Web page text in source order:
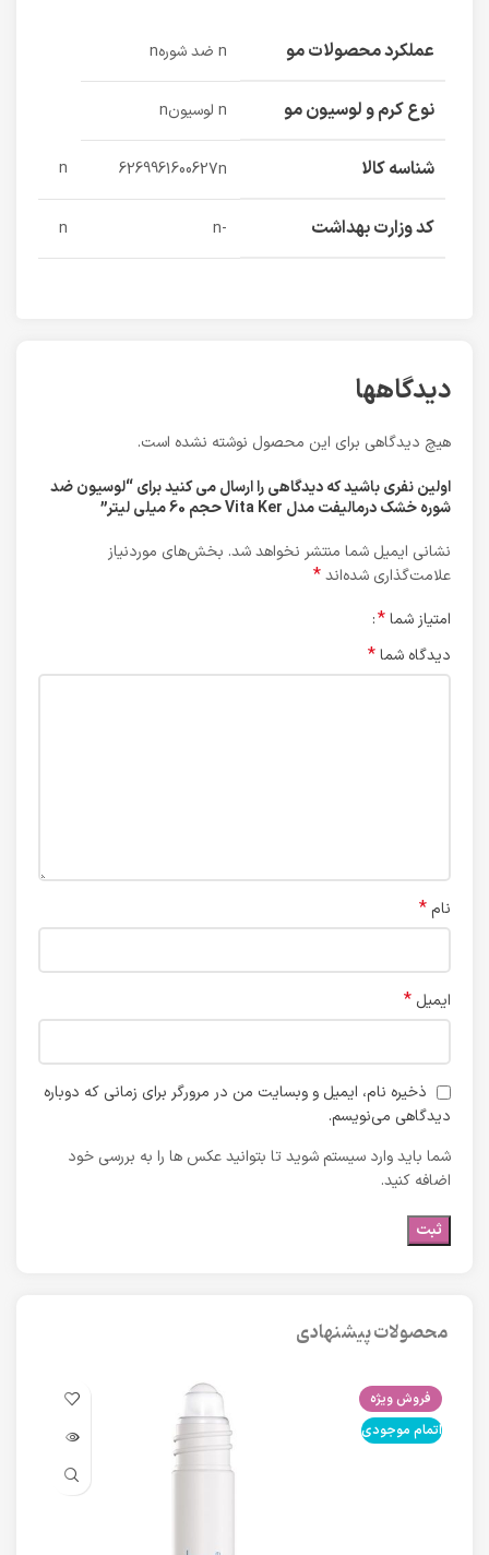
عملکرد محصولات مو n ضد شورهn
نوع کرم و لوسیون مو n لوسیونn
شناسه کالا 6269961600627n
n
کد وزارت بهداشت -n
n
دیدگاهها
هیچ دیدگاهی برای این محصول نوشته نشده است.
اولین نفری باشید که دیدگاهی را ارسال می کنید برای “لوسیون ضد
شوره خشک درمالیفت مدل Vita Ker حجم 60 میلی لیتر”
نشانی ایمیل شما منتشر نخواهد شد. بخش‌های موردنیاز
علامت‌گذاری شده‌اند*
امتیاز شما*
دیدگاه شما*
نام *
ایمیل *
ذخیره نام، ایمیل و وبسایت من در مرورگر برای زمانی که دوباره
دیدگاهی می‌نویسم.
شما باید وارد سیستم شوید تا بتوانید عکس ها را به بررسی خود
اضافه کنید.
محصولات پیشنهادی
فروش ویژه
اتمام موجودی